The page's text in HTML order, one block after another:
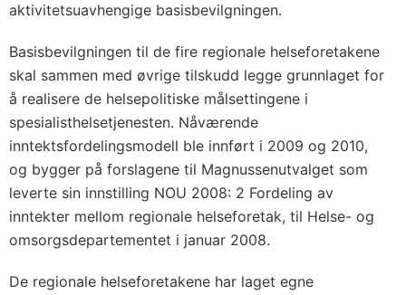
aktivitetsuavhengige basisbevilgningen.
Basisbevilgningen til de fire regionale helseforetakene
skal sammen med øvrige tilskudd legge grunnlaget for
å realisere de helsepolitiske målsettingene i
spesialisthelsetjenesten. Nåværende
inntektsfordelingsmodell ble innført i 2009 og 2010,
og bygger på forslagene til Magnussenutvalget som
leverte sin innstilling NOU 2008: 2 Fordeling av
inntekter mellom regionale helseforetak, til Helse- og
omsorgsdepartementet i januar 2008.
De regionale helseforetakene har laget egne